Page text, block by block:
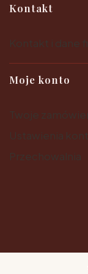
Kontakt
Moje konto